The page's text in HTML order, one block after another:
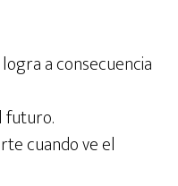
a consecuencia
futuro.
cuando ve el